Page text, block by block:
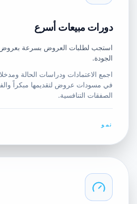
دورات مبيعات أسرع
استجب لطلبات العروض بسرعة
الجودة.
اجمع الاعتمادات ودراسات الحالة
في مسودات عروض لتقديمها مبكراً
الصفقات التنافسية.
نمو